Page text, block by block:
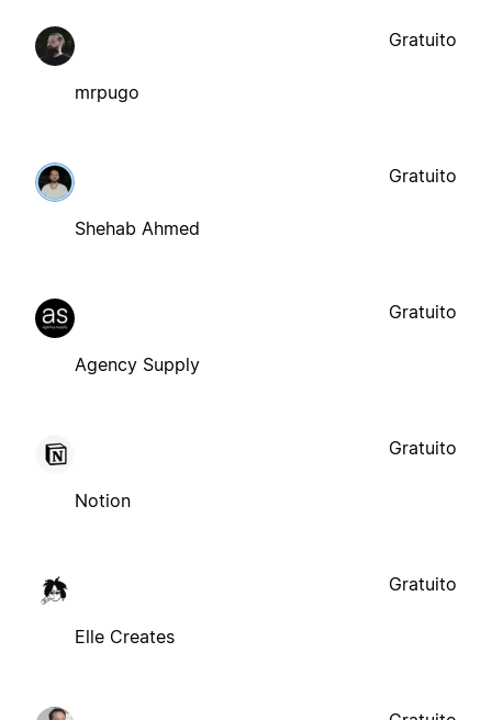
mrpugo
Gratuito
Shehab Ahmed
Gratuito
Agency Supply
Gratuito
Notion
Gratuito
Elle Creates
Gratuito